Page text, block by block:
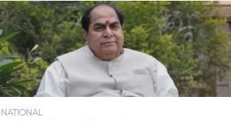
NATIONAL